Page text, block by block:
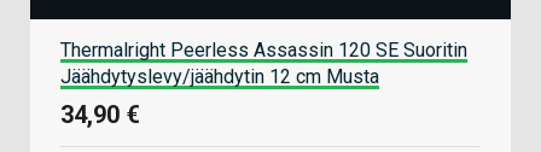
Thermalright Peerless Assassin 120 SE Suoritin
Jäähdytyslevy/jäähdytin 12 cm Musta
34,90 €